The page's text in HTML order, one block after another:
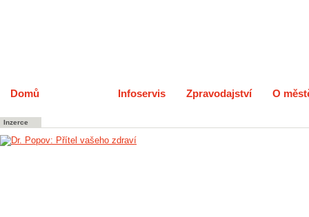
Domů Infoservis Zpravodajství O
Inzerce